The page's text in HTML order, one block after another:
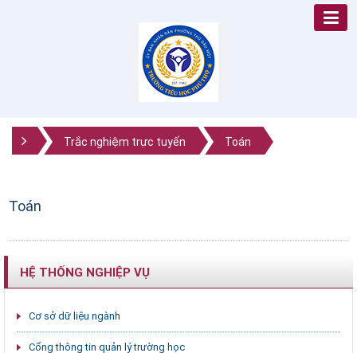
Trắc nghiệm trực tuyến Toán
Toán
HỆ THỐNG NGHIỆP VỤ
Cơ sở dữ liệu ngành
Cổng thông tin quản lý trường học